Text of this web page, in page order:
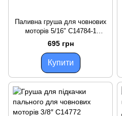
Паливна груша для човнових
моторів 5/16″ C14784-1
бензостійкий ПВХ для шланга
8 мм нова версія
695 грн
Купити